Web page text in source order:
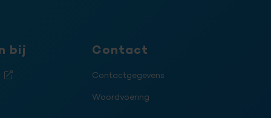
bij Contact
Contactgegevens
Woordvoering